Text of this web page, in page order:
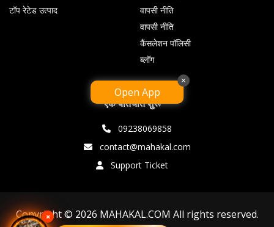
टॉप रेटेड उत्पाद
वापसी नीति
वापसी नीति
कैंसलेशन पॉलिसी
ब्लॉग
एक बातचीत शुरू
09238069858
contact@mahakal.com
Support Ticket
Copyright © 2026 MAHAKAL.COM All rights reserved.
Open App
×
×